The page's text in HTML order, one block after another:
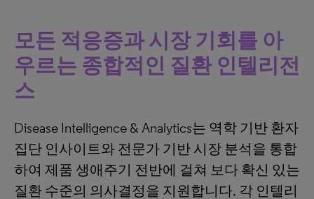
모든 적응증과 시장 기회를 아
우르는 종합적인 질환 인텔리전
스
Disease Intelligence & Analytics는 역학 기반 환자
집단 인사이트와 전문가 기반 시장 분석을 통합
하여 제품 생애주기 전반에 걸쳐 보다 확신 있는
질환 수준의 의사결정을 지원합니다. 각 인텔리